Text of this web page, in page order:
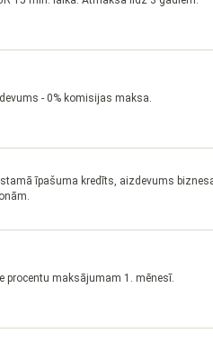
- 0% komisijas maksa.
īpašuma kredīts, aizdevums
procentu maksājumam 1. mēnesī.